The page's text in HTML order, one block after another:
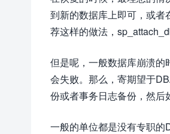
到新的数据库上即可，或
荐这样的做法，
但是呢，一般数据库崩溃
会失败。那么，寄期望于
份或者事务日志备份，然后
一般的单位都是没有专职